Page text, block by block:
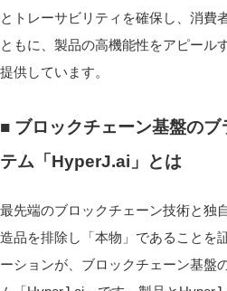
とトレーサビリティを確保し、消費
ともに、製品の高機能性をアピール
提供しています。
■ ブロックチェーン基盤の
テム「HyperJ.ai」とは
最先端のブロックチェーン技術と独
造品を排除し「本物」であることを
ーションが、ブロックチェーン基盤